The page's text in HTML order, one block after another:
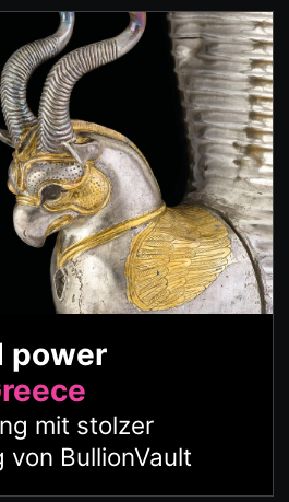
power
mit stolzer
BullionVault